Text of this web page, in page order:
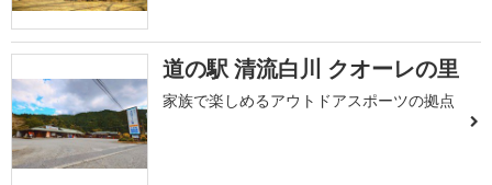
道の駅 清流白川 クオーレの里
家族で楽しめるアウトドアスポーツの拠点